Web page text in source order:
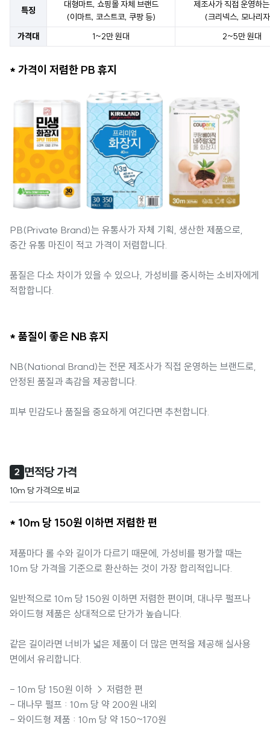
특징
대형마트, 쇼핑몰 자체 브랜드
(이마트, 코스트코, 쿠팡 등)
제조사가 직접 운영하
(크리넥스, 모나리
가격대
1~2만 원대 2~5만 원대
* 가격이 저렴한 PB 휴지
PB(Private Brand)는 유통사가 자체 기획, 생산한 제품으로,
중간 유통 마진이 적고 가격이 저렴합니다.
품질은 다소 차이가 있을 수 있으나, 가성비를 중시하는 소비자에게
적합합니다.
* 품질이 좋은 NB 휴지
NB(National Brand)는 전문 제조사가 직접 운영하는 브랜드로,
안정된 품질과 촉감을 제공합니다.
피부 민감도나 품질을 중요하게 여긴다면 추천합니다.
2 면적당 가격
10m 당 가격으로 비교
* 10m 당 150원 이하면 저렴한 편
제품마다 롤 수와 길이가 다르기 때문에, 가성비를 평가할 때는
10m 당 가격을 기준으로 환산하는 것이 가장 합리적입니다.
일반적으로 10m 당 150원 이하면 저렴한 편이며, 대나무 펄프나
와이드형 제품은 상대적으로 단가가 높습니다.
같은 길이라면 너비가 넓은 제품이 더 많은 면적을 제공해 실사용
면에서 유리합니다.
- 10m 당 150원 이하 → 저렴한 편
- 대나무 펄프 : 10m 당 약 200원 내외
- 와이드형 제품 : 10m 당 약 150~170원